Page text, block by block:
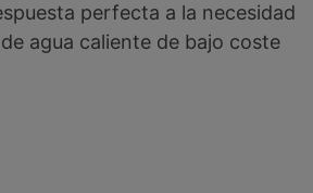
perfecta a la necesidad
agua caliente de bajo coste